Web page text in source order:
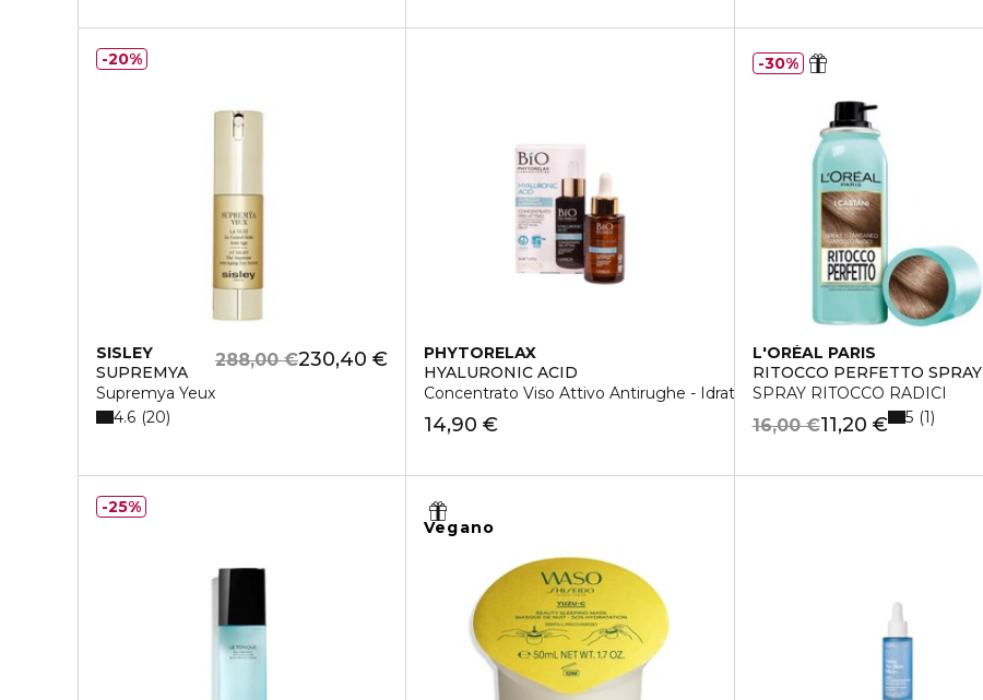
SISLEY
SUPREMYA
Supremya Yeux
230,40 €
288,00 €
4.6 20
20%
PHYTORELAX
HYALURONIC ACID
Concentrato Viso Attivo Antirughe - Idratante
14,90 €
L'ORÉAL PARIS
RITOCCO PERFETTO SPRAY
SPRAY RITOCCO RADICI
11,20 €
16,00 € 5 1
30%
25%
Vegano